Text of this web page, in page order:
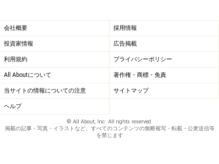
会社概要 採用情報
投資家情報 広告掲載
利用規約 プライバシーポリシー
All Aboutについて 著作権・商標・免責
当サイトの情報についての注意 サイトマップ
ヘルプ
© All About, Inc. All rights reserved.
掲載の記事・写真・イラストなど、すべてのコンテンツの無断複写・転載・公衆送信等
を禁じます